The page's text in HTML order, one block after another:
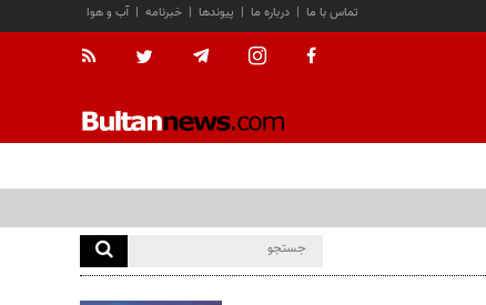
آب و هوا | خبرنامه | پیوندها | درباره ما | تماس با ما